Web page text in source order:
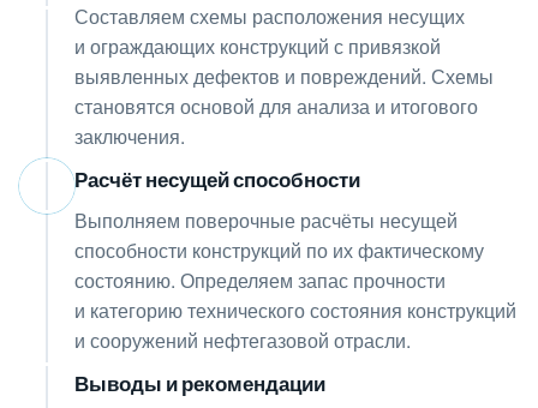
Составляем схемы расположения несущих
и ограждающих конструкций с привязкой
выявленных дефектов и повреждений. Схемы
становятся основой для анализа и итогового
заключения.
Расчёт несущей способности
Выполняем поверочные расчёты несущей
способности конструкций по их фактическому
состоянию. Определяем запас прочности
и категорию технического состояния конструкций
и сооружений нефтегазовой отрасли.
Выводы и рекомендации